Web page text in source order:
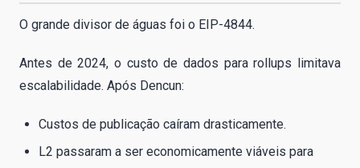
O grande divisor de águas foi o EIP-4844.
Antes de 2024, o custo de dados para rollups limitava
escalabilidade. Após Dencun:
Custos de publicação caíram drasticamente.
L2 passaram a ser economicamente viáveis para